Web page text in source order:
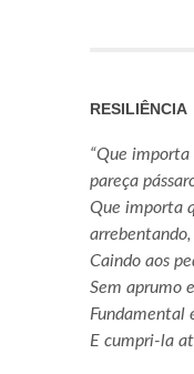
RESILIÊNCIA
“Que importa
pareça
Que importa
arrebentando,
Caindo aos
Sem aprumo
Fundamental
E cumpri-la